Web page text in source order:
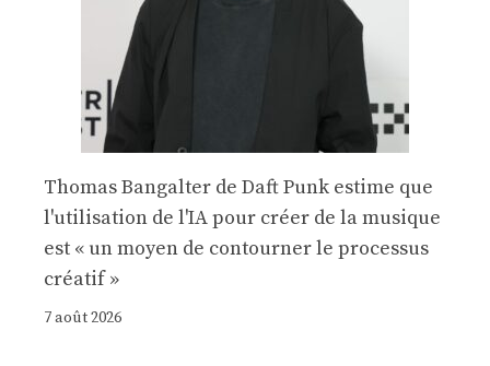
Thomas Bangalter de Daft Punk estime que
l'utilisation de l'IA pour créer de la musique
est « un moyen de contourner le processus
créatif »
7 août 2026